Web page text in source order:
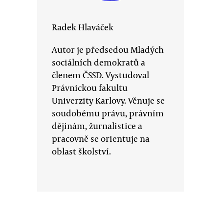
Radek Hlaváček
Autor je předsedou Mladých
sociálních demokratů a
členem ČSSD. Vystudoval
Právnickou fakultu
Univerzity Karlovy. Věnuje se
soudobému právu, právním
dějinám, žurnalistice a
pracovně se orientuje na
oblast školství.